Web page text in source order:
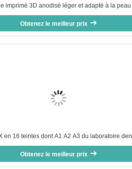
imprimé 3D anodisé léger et adapté à la
Obtenez le meilleur prix
en 16 teintes dont A1 A2 A3 du laboratoire
dentaire naturelle
Obtenez le meilleur prix